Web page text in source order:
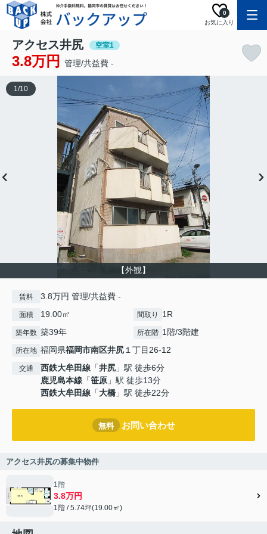
お気に入り
0
アクセス井尻 空室1
3.8万円 管理/共益費 -
【外観】
1/10
賃料 3.8万円 管理/共益費 -
面積 19.00㎡ 間取り 1R
築年数 築39年 所在階 1階/3階建
所在地 福岡県福岡市南区井尻１丁目26-12
交通 西鉄大牟田線 「井尻 」駅 徒歩6分
鹿児島本線 「笹原 」駅 徒歩13分
西鉄大牟田線 「大橋 」駅 徒歩22分
無料 お問い合わせ
アクセス井尻の募集中物件
1階
3.8万円
1階 / 5.74坪(19.00㎡)